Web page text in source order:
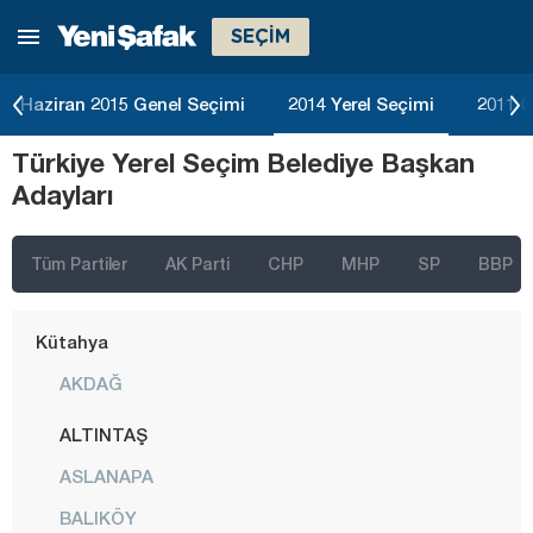
SEÇİM
Haziran 2015 Genel Seçimi 2014 Yerel Seçimi 2011
Türkiye Yerel Seçim Belediye Başkan
Adayları
Tüm Partiler AK Parti CHP MHP SP BBP
Kayseri
Kırşehir
Kilis
Konya
Kütahya
AKDAĞ
ALTINTAŞ
ASLANAPA
BALIKÖY